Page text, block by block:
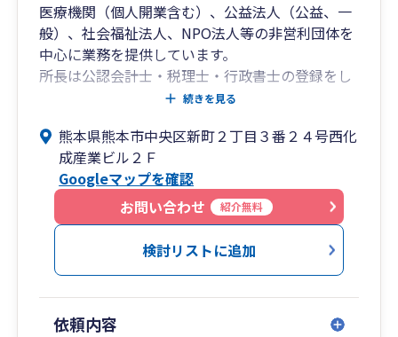
医療機関（個人開業含む）、公益法人（公益、一
般）、社会福祉法人、NPO法人等の非営利団体を
中心に業務を提供しています。
所長は公認会計士・税理士・行政書士の登録をし
ており、諸官庁への各種届出や認可申請等がワン
医業経営コンサルタント協会の認定登録医業経営
コンサルタントの資格を有しており、専門性の高
い業務提供を行っています。
また、弁護士、司法書士、社会保険労務士、不動
産鑑定士等、他の専門士業との連携により、お客
様にとって最善の選択を可能とするサービスを提
供しております。
続きを見る
熊本県熊本市中央区新町２丁目３番２４号西化
成産業ビル２Ｆ
Googleマップを確認
お問い合わせ
紹介無料
検討リストに追加
依頼内容